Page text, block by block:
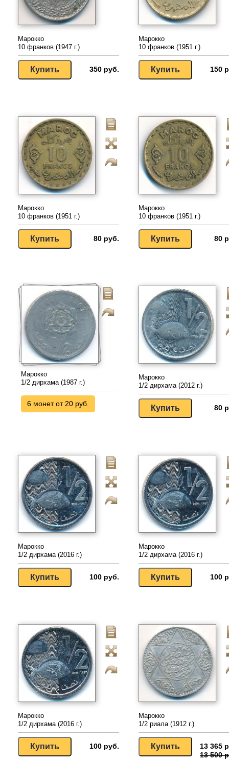
Марокко
10 франков (1947 г.)
350 руб.
Марокко
10 франков (1951 г.)
150
Марокко
10 франков (1951 г.)
80 руб.
Марокко
10 франков (1951 г.)
80
Марокко
1/2 дирхама (1987 г.)
6 монет от 20 руб.
Марокко
1/2 дирхама (2012 г.)
80
Марокко
1/2 дирхама (2016 г.)
100 руб.
Марокко
1/2 дирхама (2016 г.)
100
Марокко
1/2 дирхама (2016 г.)
100 руб.
Марокко
1/2 риала (1912 г.)
13 365
13 500